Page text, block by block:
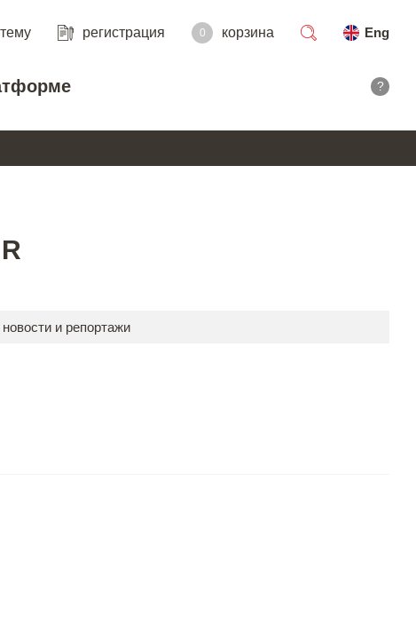
регистрация 0 корзина
Eng
?
новости и репортажи